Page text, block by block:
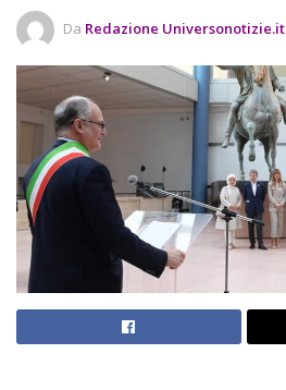
Da Redazione Universonotizie.it